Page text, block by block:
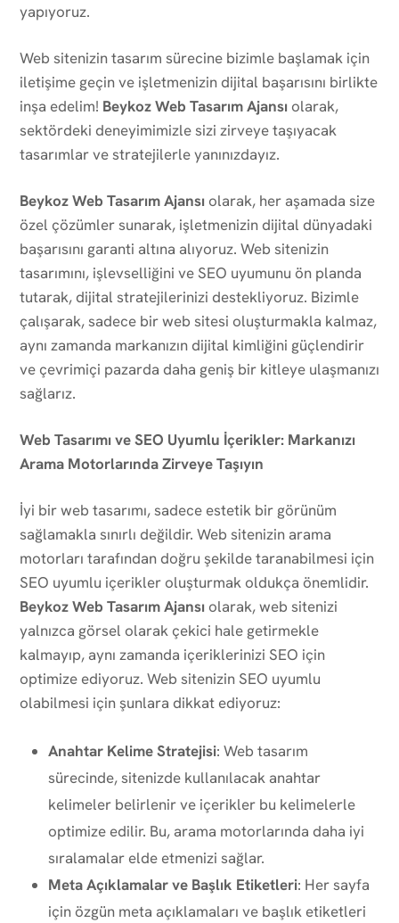
yapıyoruz.
Web sitenizin tasarım sürecine bizimle başlamak için
iletişime geçin ve işletmenizin dijital başarısını birlikte
inşa edelim! Beykoz Web Tasarım Ajansı olarak,
sektördeki deneyimimizle sizi zirveye taşıyacak
tasarımlar ve stratejilerle yanınızdayız.
Beykoz Web Tasarım Ajansı olarak, her aşamada size
özel çözümler sunarak, işletmenizin dijital dünyadaki
başarısını garanti altına alıyoruz. Web sitenizin
tasarımını, işlevselliğini ve SEO uyumunu ön planda
tutarak, dijital stratejilerinizi destekliyoruz. Bizimle
çalışarak, sadece bir web sitesi oluşturmakla kalmaz,
aynı zamanda markanızın dijital kimliğini güçlendirir
ve çevrimiçi pazarda daha geniş bir kitleye ulaşmanızı
sağlarız.
Web Tasarımı ve SEO Uyumlu İçerikler: Markanızı
Arama Motorlarında Zirveye Taşıyın
İyi bir web tasarımı, sadece estetik bir görünüm
sağlamakla sınırlı değildir. Web sitenizin arama
motorları tarafından doğru şekilde taranabilmesi için
SEO uyumlu içerikler oluşturmak oldukça önemlidir.
Beykoz Web Tasarım Ajansı olarak, web sitenizi
yalnızca görsel olarak çekici hale getirmekle
kalmayıp, aynı zamanda içeriklerinizi SEO için
optimize ediyoruz. Web sitenizin SEO uyumlu
olabilmesi için şunlara dikkat ediyoruz:
Anahtar Kelime Stratejisi: Web tasarım
sürecinde, sitenizde kullanılacak anahtar
kelimeler belirlenir ve içerikler bu kelimelerle
optimize edilir. Bu, arama motorlarında daha iyi
sıralamalar elde etmenizi sağlar.
Meta Açıklamalar ve Başlık Etiketleri: Her sayfa
için özgün meta açıklamaları ve başlık etiketleri